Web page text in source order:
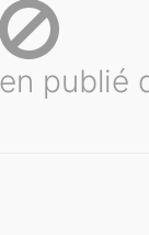
publié